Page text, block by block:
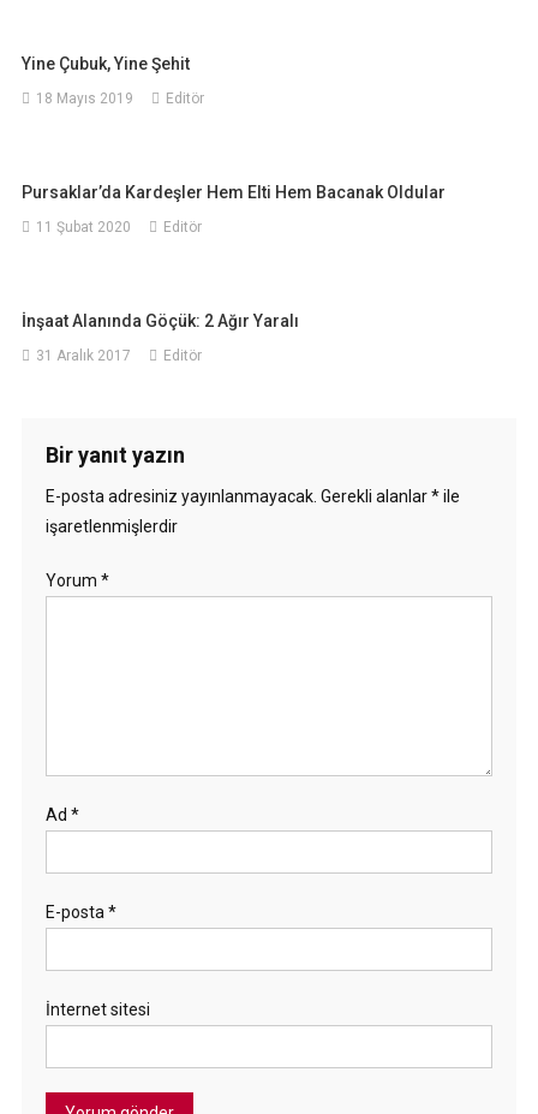
Yine Çubuk, Yine Şehit
18 Mayıs 2019 Editör
Pursaklar’da Kardeşler Hem Elti Hem Bacanak Oldular
11 Şubat 2020 Editör
İnşaat Alanında Göçük: 2 Ağır Yaralı
31 Aralık 2017 Editör
Bir yanıt yazın
E-posta adresiniz yayınlanmayacak. Gerekli alanlar*ile
işaretlenmişlerdir
Yorum *
Ad *
E-posta *
İnternet sitesi